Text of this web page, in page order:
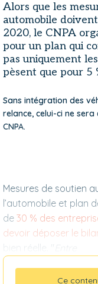
Alors que les
automobile
2020, le CNPA
pour un plan qui
pas uniquement
pèsent que pour 5
Sans intégration des
relance, celui-ci ne
CNPA.
Mesures de soutien
l’automobile et plan
de 30 % des
devoir déposer le
bien réelle. "
Ce